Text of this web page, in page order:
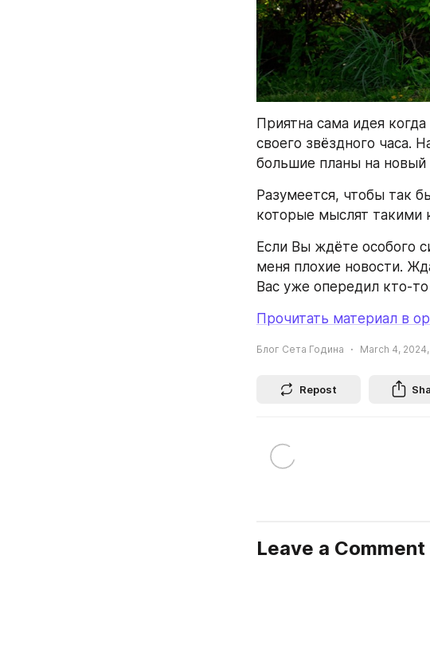
Приятна сама идея
своего звёздного часа.
большие планы на новый
Разумеется, чтобы так
которые мыслят такими
Если Вы ждёте особого
меня плохие новости.
Вас уже опередил кто-то
Прочитать материал в
Блог Сета Година March 4,
Repost
Leave a Comment